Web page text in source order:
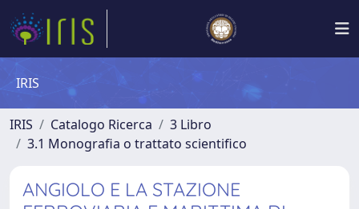
IRIS
IRIS Catalogo Ricerca
3 Libro
3.1 Monografia o trattato scientifico
ANGIOLO E LA STAZIONE